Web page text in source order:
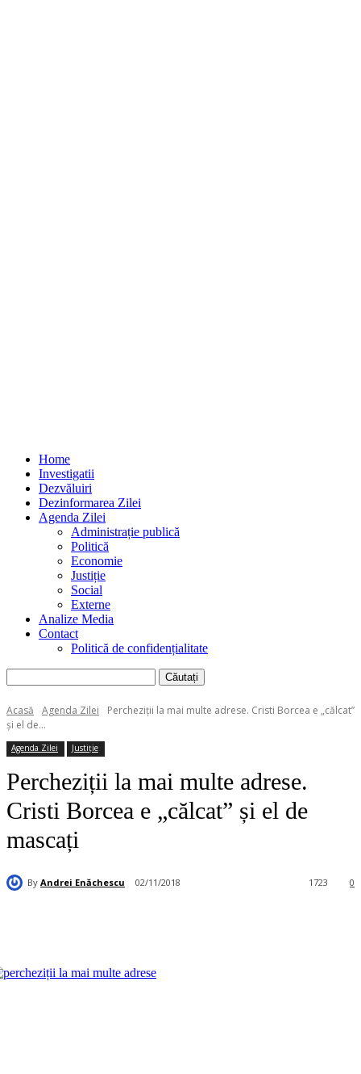
Home
Investigatii
Dezvăluiri
Dezinformarea Zilei
Agenda Zilei
Administrație publică
Politică
Economie
Justiție
Social
Externe
Analize Media
Contact
Politică de confidențialitate
Acasă Agenda Zilei
Percheziții la mai multe adrese. Cristi Borcea e „călcat”
și el de...
Agenda Zilei Justiție
Percheziții la mai multe adrese.
Cristi Borcea e „călcat” și el de
mascați
By Andrei Enăchescu 02/11/2018 0
1723